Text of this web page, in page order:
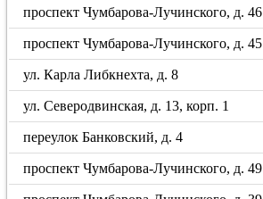
проспект Чумбарова-Лучинского, д. 46
проспект Чумбарова-Лучинского, д. 45
ул. Карла Либкнехта, д. 8
ул. Северодвинская, д. 13, корп. 1
переулок Банковский, д. 4
проспект Чумбарова-Лучинского, д. 49